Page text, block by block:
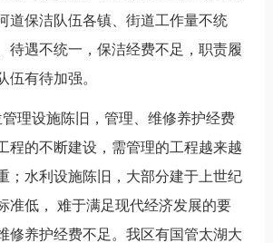
道保洁队伍各镇、街道工作量不统
待遇不统一，保洁经费不足，职责履
伍有待加强。
理设施陈旧，管理、维修养护经费
程的不断建设，需管理的工程越来越
；水利设施陈旧，大部分建于上世纪
准低， 难于满足现代经济发展的要
修养护经费不足。我区有国管太湖大